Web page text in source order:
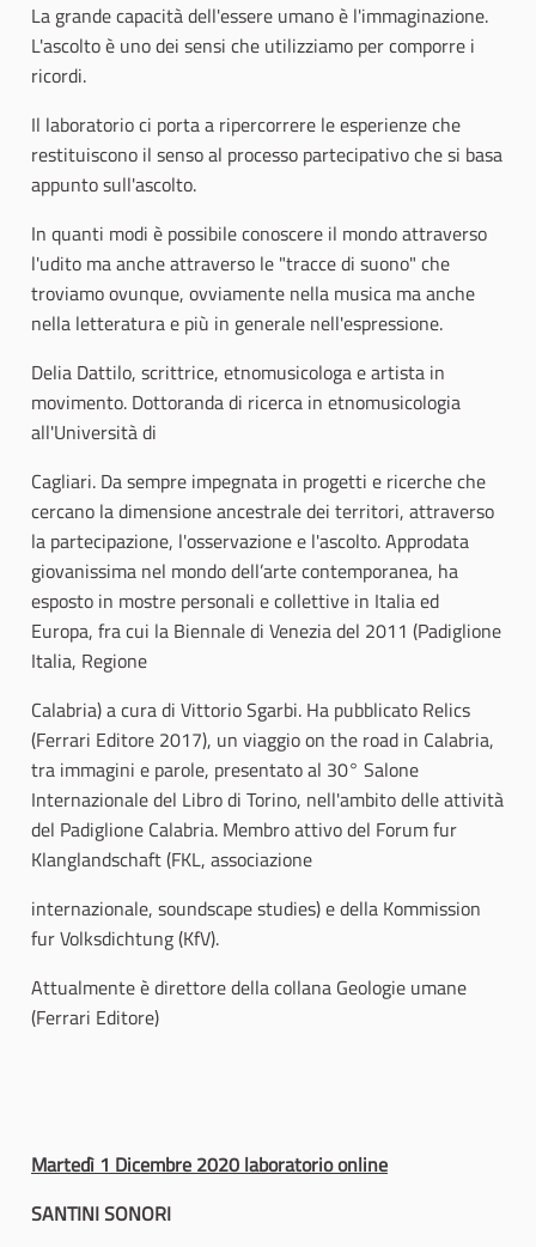
La grande capacità dell'essere umano è l'immaginazione.
L'ascolto è uno dei sensi che utilizziamo per comporre i
ricordi.
Il laboratorio ci porta a ripercorrere le esperienze che
restituiscono il senso al processo partecipativo che si basa
appunto sull'ascolto.
In quanti modi è possibile conoscere il mondo attraverso
l'udito ma anche attraverso le "tracce di suono" che
troviamo ovunque, ovviamente nella musica ma anche
nella letteratura e più in generale nell'espressione.
Delia Dattilo, scrittrice, etnomusicologa e artista in
movimento. Dottoranda di ricerca in etnomusicologia
all'Università di
Cagliari. Da sempre impegnata in progetti e ricerche che
cercano la dimensione ancestrale dei territori, attraverso
la partecipazione, l'osservazione e l'ascolto. Approdata
giovanissima nel mondo dell’arte contemporanea, ha
esposto in mostre personali e collettive in Italia ed
Europa, fra cui la Biennale di Venezia del 2011 (Padiglione
Italia, Regione
Calabria) a cura di Vittorio Sgarbi. Ha pubblicato Relics
(Ferrari Editore 2017), un viaggio on the road in Calabria,
tra immagini e parole, presentato al 30° Salone
Internazionale del Libro di Torino, nell'ambito delle attività
del Padiglione Calabria. Membro attivo del Forum fur
Klanglandschaft (FKL, associazione
internazionale, soundscape studies) e della Kommission
fur Volksdichtung (KfV).
Attualmente è direttore della collana Geologie umane
(Ferrari Editore)
Martedì 1 Dicembre 2020 laboratorio online
SANTINI SONORI